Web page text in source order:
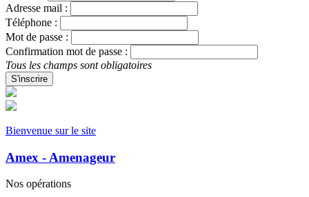
Adresse mail :
Téléphone :
Mot de passe :
Confirmation mot de passe :
Tous les champs sont obligatoires
S'inscrire
Bienvenue sur le site
Amex - Amenageur
Nos opérations